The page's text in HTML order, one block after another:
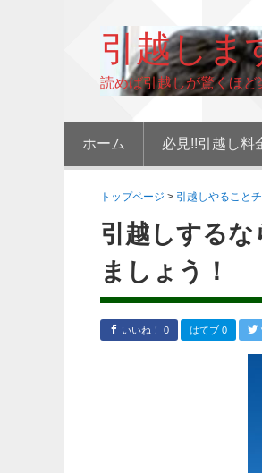
引越しま
読めば引越しが驚くほ
ホーム 必見!!引越し料
トップページ > 引越しやること
引越しする
ましょう！
いいね！ 0 はてブ 0